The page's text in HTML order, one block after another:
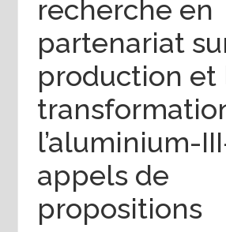
recherche en
partenariat
production et
l’aluminium-
appels de
propositions